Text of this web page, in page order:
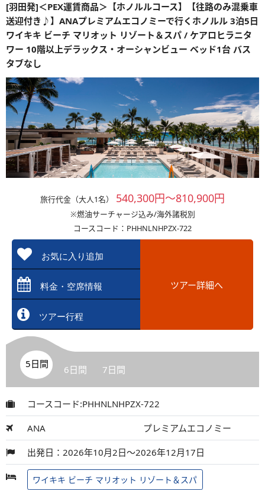
[羽田発]＜PEX運賃商品＞【ホノルルコース】【往路のみ混乗車
送迎付き♪】ANAプレミアムエコノミーで行くホノルル 3泊5日
ワイキキ ビーチ マリオット リゾート＆スパ / ケアロヒラニタ
ワー 10階以上デラックス・オーシャンビュー ベッド1台 バス
タブなし
旅行代金（大人1名） 540,300円～810,900円
※燃油サーチャージ込み/海外諸税別
コースコード：PHHNLNHPZX-722
お気に入り追加
料金・空席情報
ツアー行程
ツアー詳細へ
5日間 6日間 7日間
コースコード:PHHNLNHPZX-722
ANA プレミアムエコノミー
出発日：2026年10月2日～2026年12月17日
ワイキキ ビーチ マリオット リゾート＆スパ